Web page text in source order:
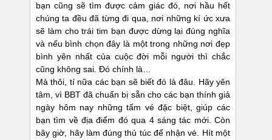
bạn cũng sẽ tìm được cảm giác đó, nơi hầu hết
chúng ta đều đã từng đi qua, nơi những kí ức xưa
sẽ làm cho trái tim bạn được dừng lại đúng nghĩa
và nếu bình chọn đây là một trong những nơi đẹp
bình yên nhất của cuộc đời mỗi người thì chắc
cũng không sai. Đó chính là…
Mà thôi, tí nữa các bạn sẽ biết đó là đâu. Hãy yên
tâm, vì BBT đã chuẩn bị sẵn cho các bạn thính giả
ngày hôm nay những tấm vé đặc biệt, giúp các
bạn tìm về địa điểm đó qua 4 sáng tác mới. Còn
bây giờ, hãy làm đúng thủ túc để nhận vé. Hít một